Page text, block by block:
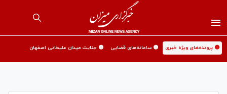
🟡 پرونده‌های ویژه خبری 🟡 سامانه‌های قضایی 🟡 جنایت میدان علیخانی اصفهان